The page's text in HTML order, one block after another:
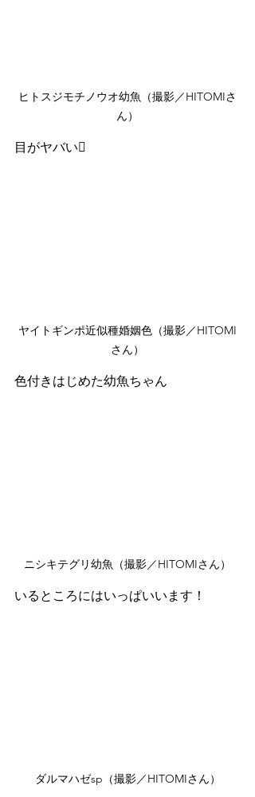
ヒトスジモチノウオ幼魚（撮影／HITOMIさ
ん）
目がヤバい🫩
ヤイトギンポ近似種婚姻色（撮影／HITOMI
さん）
色付きはじめた幼魚ちゃん
ニシキテグリ幼魚（撮影／HITOMIさん）
いるところにはいっぱいいます！
ダルマハゼsp（撮影／HITOMIさん）